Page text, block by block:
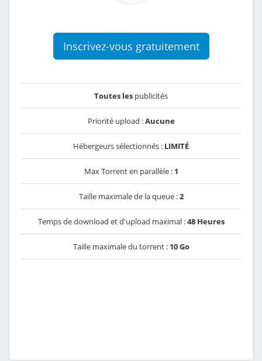
Inscrivez-vous gratuitement
Toutes les publicités
Priorité upload :Aucune
Hébergeurs sélectionnés : LIMITÉ
Max Torrent en parallèle : 1
Taille maximale de la queue :2
Temps de download et d'upload maximal :48 Heures
Taille maximale du torrent : 10 Go